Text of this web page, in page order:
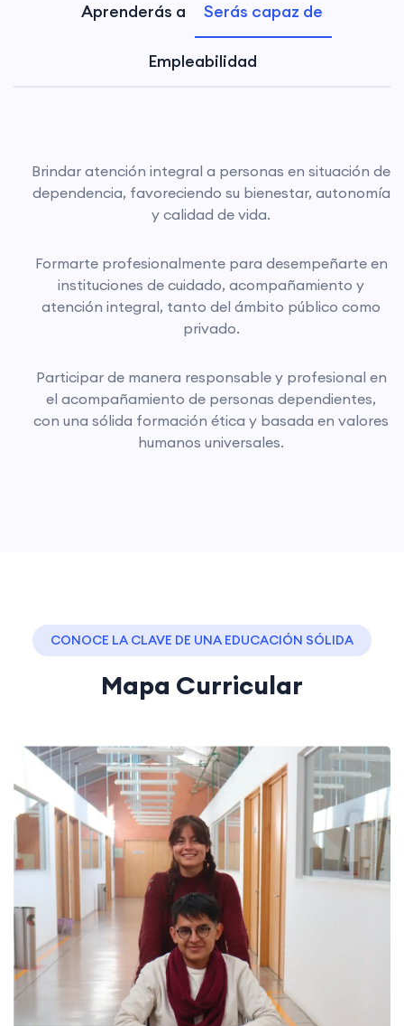
Aprenderás a Serás capaz de
Empleabilidad
Brindar atención integral a personas en situación de
dependencia, favoreciendo su bienestar, autonomía
y calidad de vida.
Formarte profesionalmente para desempeñarte en
instituciones de cuidado, acompañamiento y
atención integral, tanto del ámbito público como
privado.
Participar de manera responsable y profesional en
el acompañamiento de personas dependientes,
con una sólida formación ética y basada en valores
humanos universales.
CONOCE LA CLAVE DE UNA EDUCACIÓN SÓLIDA
Mapa Curricular